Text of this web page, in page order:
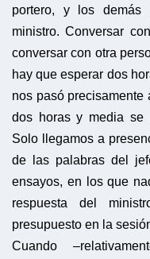
portero, y los demás
ministro. Conversar
conversar con otra
hay que esperar dos
nos pasó
dos horas y media se
Solo llegamos a
de las palabras del
ensayos, en los que
respuesta del
presupuesto en la
Cuando